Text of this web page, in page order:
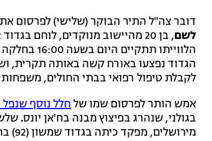
דובר צה"ל התיר הבוקר (שלישי) לפרסום
לשם
הלווייתו
הגדוד נפצעו באורח קשה באותה תקרית,
לקבלת טיפול רפואי בבתי החולים,
אמש הותר לפרסום שמו שלחלל נוסף
בגולני, שנהרג בפיצוץ מבנה בח'אן יונס.
מירושלים, מפקד כיתה בגדוד שמשון (92) בחטיבת כפיר, שנהרג מירי RPG בח'אן יונס.